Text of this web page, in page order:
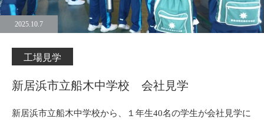
2025.10.7
工場見学
新居浜市立船木中学校 会社見学
新居浜市立船木中学校から、１年生40名の学生が会社見学に